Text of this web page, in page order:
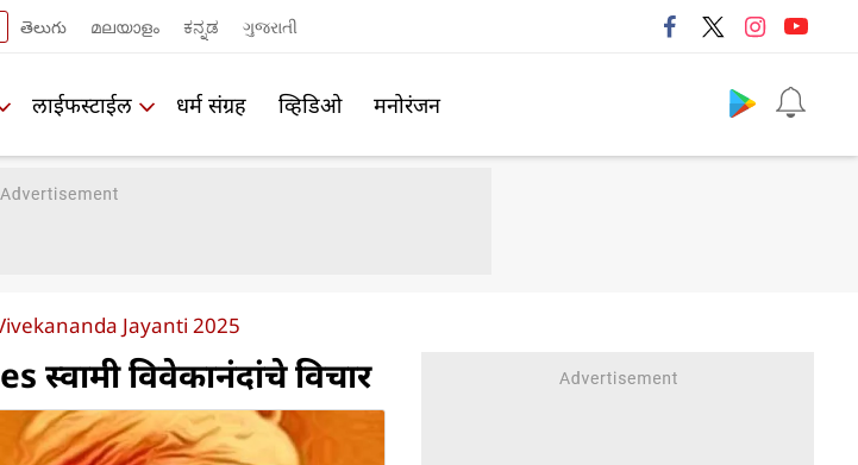
తెలుగు മലയാളം ಕನ್ನಡ ગુજરાતી
लाईफस्टाईल धर्म संग्रह व्हिडिओ मनोरंजन
Jayanti 2025
विवेकानंदांचे विचार